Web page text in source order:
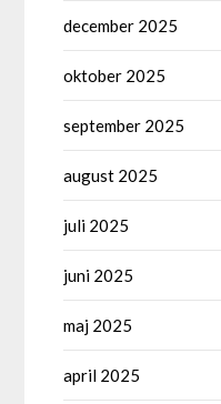
december 2025
oktober 2025
september 2025
august 2025
juli 2025
juni 2025
maj 2025
april 2025